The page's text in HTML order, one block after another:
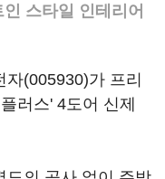
스타일 인테리어
자(005930)가 프리
러스' 4도어 신제